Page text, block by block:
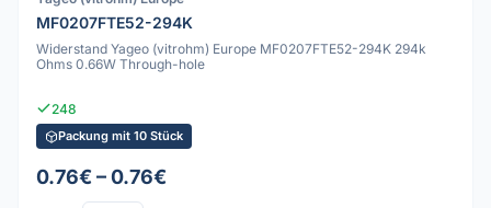
MF0207FTE52-294K
Widerstand Yageo (vitrohm) Europe MF0207FTE52-294K 294k
Ohms 0.66W Through-hole
248
Packung mit 10 Stück
0.76€ – 0.76€